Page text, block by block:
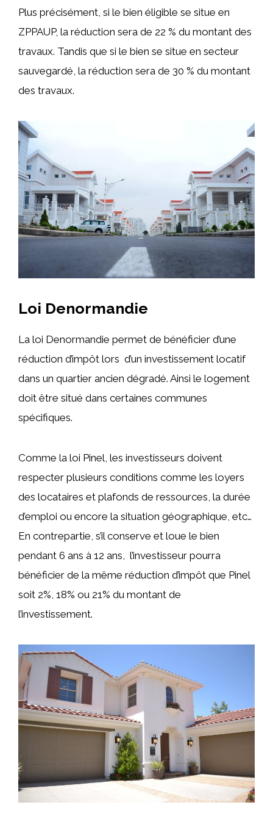
Plus précisément, si le bien éligible se situe en
ZPPAUP, la réduction sera de 22 % du montant des
travaux. Tandis que si le bien se situe en secteur
sauvegardé, la réduction sera de 30 % du montant
des travaux.
Loi Denormandie
La loi Denormandie permet de bénéficier d’une
réduction d’impôt lors d’un investissement locatif
dans un quartier ancien dégradé. Ainsi le logement
doit être situé dans certaines communes
spécifiques.
Comme la loi Pinel, les investisseurs doivent
respecter plusieurs conditions comme les loyers
des locataires et plafonds de ressources, la durée
d’emploi ou encore la situation géographique, etc…
En contrepartie, s’il conserve et loue le bien
pendant 6 ans à 12 ans, l’investisseur pourra
bénéficier de la même réduction d’impôt que Pinel
soit 2%, 18% ou 21% du montant de
l’investissement.